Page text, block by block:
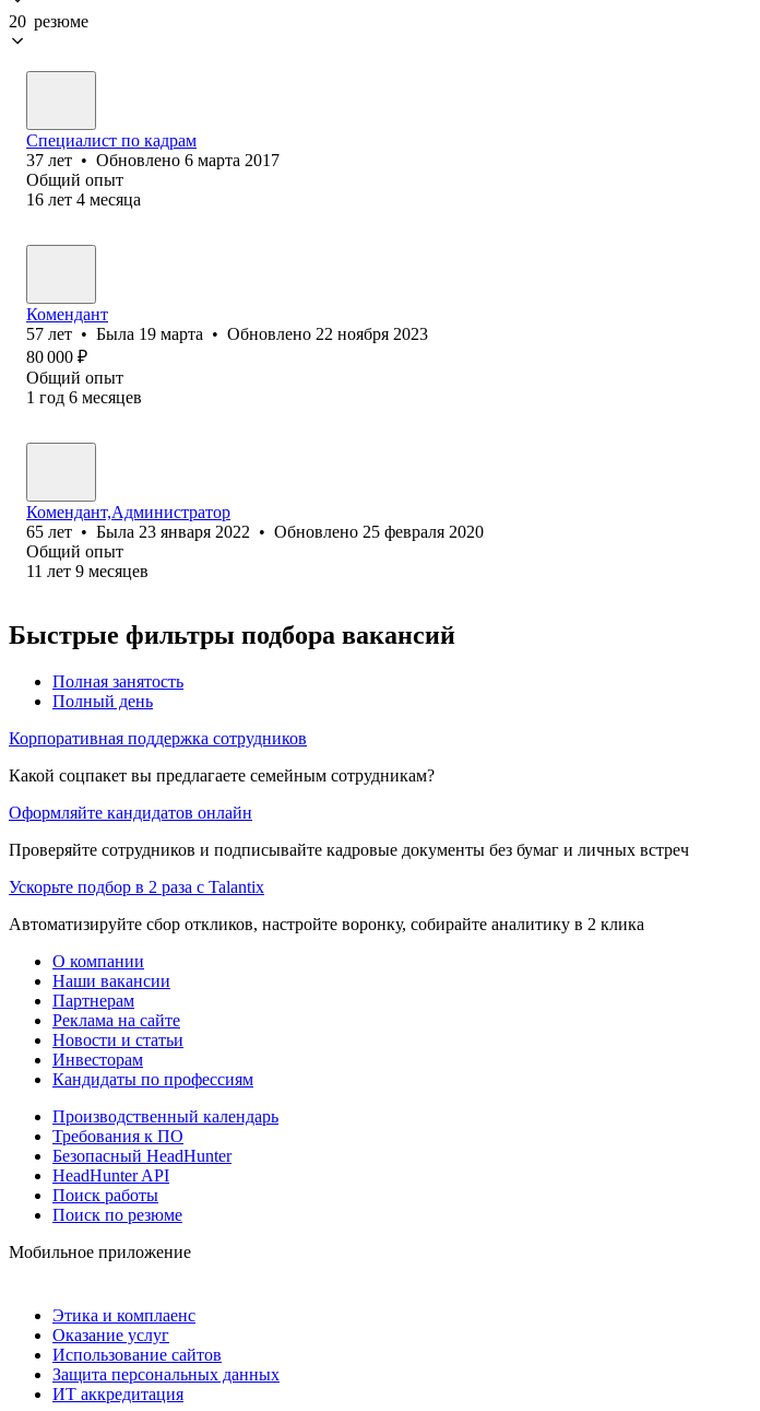
20 резюме
Специалист по кадрам
37 лет • Обновлено 6 марта 2017
Общий опыт
16 лет 4 месяца
Комендант
57 лет • Была 19 марта • Обновлено 22 ноября 2023
80 000 ₽
Общий опыт
1 год 6 месяцев
Комендант,Администратор
65 лет • Была 23 января 2022 • Обновлено 25 февраля 2020
Общий опыт
11 лет 9 месяцев
Быстрые фильтры подбора вакансий
Полная занятость
Полный день
Корпоративная поддержка сотрудников
Какой соцпакет вы предлагаете семейным сотрудникам?
Оформляйте кандидатов онлайн
Проверяйте сотрудников и подписывайте кадровые документы без бумаг и личных встреч
Ускорьте подбор в 2 раза с Talantix
Автоматизируйте сбор откликов, настройте воронку, собирайте аналитику в 2 клика
О компании
Наши вакансии
Партнерам
Реклама на сайте
Новости и статьи
Инвесторам
Кандидаты по профессиям
Производственный календарь
Требования к ПО
Безопасный HeadHunter
HeadHunter API
Поиск работы
Поиск по резюме
Мобильное приложение
Этика и комплаенс
Оказание услуг
Использование сайтов
Защита персональных данных
ИТ аккредитация